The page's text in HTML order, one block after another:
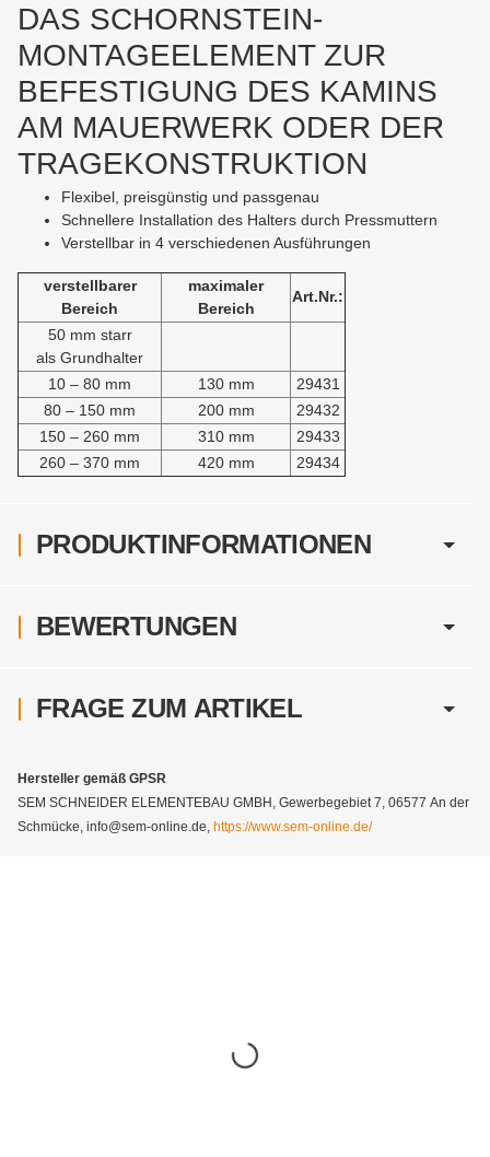
PRODUKTINFORMATIONEN
DAS SCHORNSTEIN-
MONTAGEELEMENT ZUR
BEFESTIGUNG DES KAMINS
AM MAUERWERK ODER DER
TRAGEKONSTRUKTION
Flexibel, preisgünstig und passgenau
Schnellere Installation des Halters durch Pressmuttern
Verstellbar in 4 verschiedenen Ausführungen
verstellbarer
Bereich
maximaler
Bereich
Art.Nr.:
50 mm starr
als Grundhalter
10 – 80 mm
130 mm
29431
80 – 150 mm
200 mm
29432
150 – 260 mm
310 mm
29433
260 – 370 mm
420 mm 29434
BEWERTUNGEN
FRAGE ZUM ARTIKEL
Hersteller gemäß GPSR
SEM SCHNEIDER ELEMENTEBAU GMBH, Gewerbegebiet 7, 06577 An der
Schmücke, info@sem-online.de, https://www.sem-online.de/